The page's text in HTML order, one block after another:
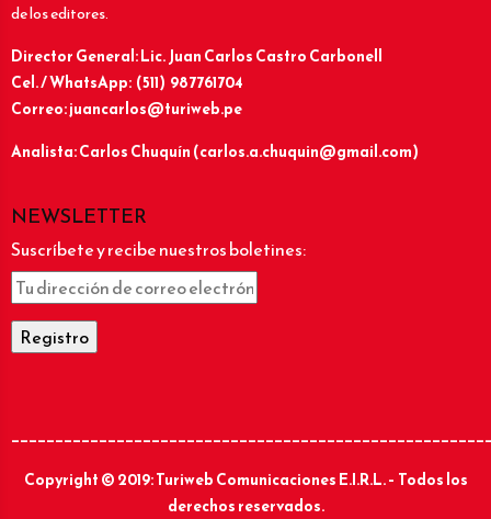
de los editores.
Director General: Lic.Juan Carlos Castro Carbonell
Cel. / WhatsApp: (511) 987761704
Correo: juancarlos@turiweb.pe
Analista: Carlos Chuquín (carlos.a.chuquin@gmail.com)
NEWSLETTER
Suscríbete y recibe nuestros boletines:
Copyright © 2019: Turiweb Comunicaciones E.I.R.L. – Todos los
derechos reservados.